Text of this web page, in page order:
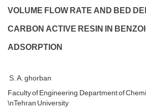
VOLUME FLOW RATE AND BED
CARBON ACTIVE RESIN IN
ADSORPTION
S. A. ghorban
Faculty of Engineering, Department of
\nTehran University